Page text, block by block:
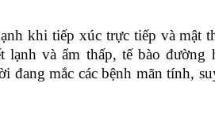
khi tiếp xúc trực tiếp và mật
và ẩm thấp, tế bào đường
mắc các bệnh mãn tính,